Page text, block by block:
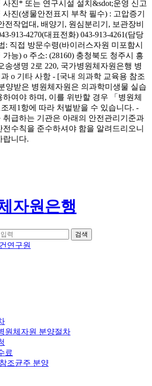
사진* 또는 연구시설 설치&sdot;운영 신고
진(생물안전표지 부착 필수) : 고압증기
전작업대, 배양기, 원심분리기, 보관장비
913-4270(대표전화) 043-913-4261(담당
: 직접 방문수령(바이러스자원 미포함시
능) o 주소: (28160) 충청북도 청주시 흥
송생명 2로 220, 국가병원체자원은행 병
o 기타 사항 - [국내 의과학 교육용 참조
양받은 병원체자원은 의과학미생물 실습
하여야 하며, 이를 위반할 경우 「병원체
제1항에 따라 처벌받을 수 있습니다. -
취급하는 기관은 아래의 안전관리기준과
전수칙을 준수하셔야 함을 알려드리오니
랍니다.
자원은행
연구원
원체자원 분양절차
료
조균주 분양